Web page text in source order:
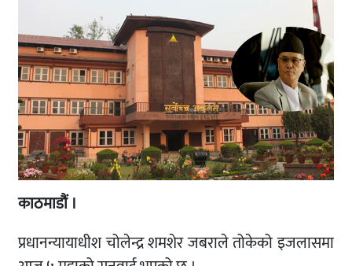
काठमाडौं ।
प्रधानन्यायाधीश चोलेन्द्र शमशेर जबराले तोकेको इजलासमा